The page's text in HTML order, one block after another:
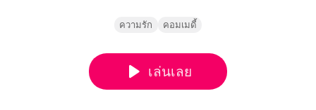
ความรัก คอมเมดี้
เล่นเลย